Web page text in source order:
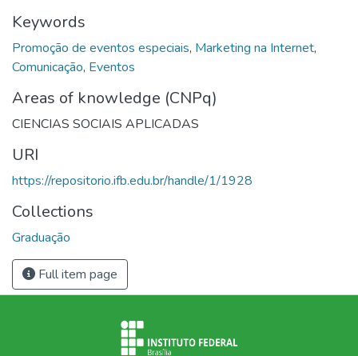
Keywords
Promoção de eventos especiais, Marketing na Internet,
Comunicação, Eventos
Areas of knowledge (CNPq)
CIENCIAS SOCIAIS APLICADAS
URI
https://repositorio.ifb.edu.br/handle/1/1928
Collections
Graduação
Full item page